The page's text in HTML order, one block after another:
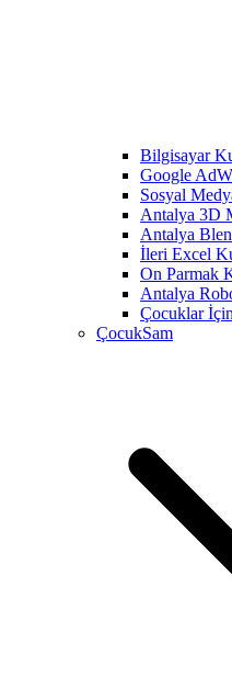
Bilgisayar
Google
Sosyal
Antalya 3D
Antalya
İleri Excel
On Parmak
Antalya
Çocuklar
ÇocukSam